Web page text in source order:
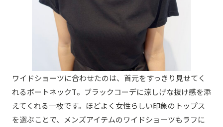
ワイドショーツに合わせたのは、首元をすっきり見せてく
れるボートネックT。ブラックコーデに涼しげな抜け感を添
えてくれる一枚です。ほどよく女性らしい印象のトップス
を選ぶことで、メンズアイテムのワイドショーツもラフに